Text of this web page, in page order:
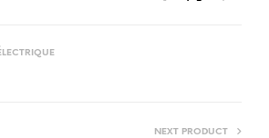
NEXT PRODUCT